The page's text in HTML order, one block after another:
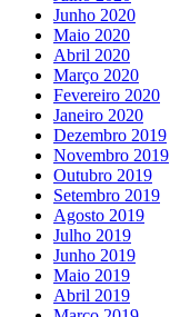
Junho 2020
Maio 2020
Abril 2020
Março 2020
Fevereiro 2020
Janeiro 2020
Dezembro 2019
Novembro 2019
Outubro 2019
Setembro 2019
Agosto 2019
Julho 2019
Junho 2019
Maio 2019
Abril 2019